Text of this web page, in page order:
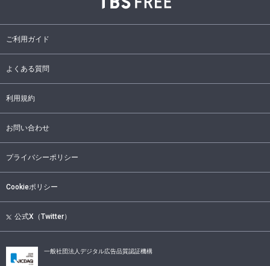
ご利用ガイド
よくある質問
利用規約
お問い合わせ
プライバシーポリシー
Cookieポリシー
公式X（Twitter）
一般社団法人デジタル広告品質認証機構